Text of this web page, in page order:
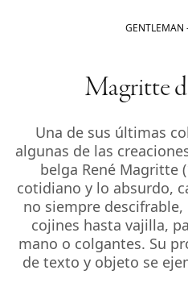
GENTLEMAN
Magritte
Una de sus últimas
algunas de las
belga René Magritte
cotidiano y lo absurdo,
no siempre
cojines hasta vajilla,
mano o colgantes. Su
de texto y objeto se